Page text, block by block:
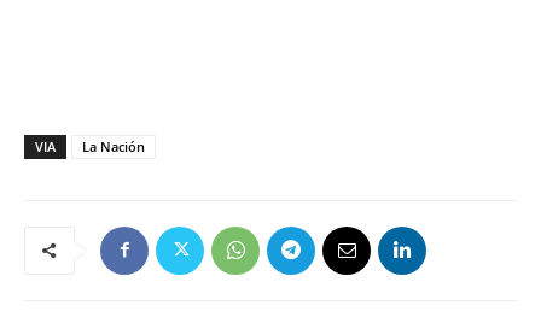
VIA La Nación